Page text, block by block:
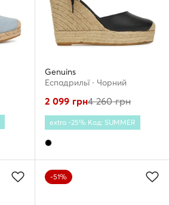
Genuins
Еспадрильї · Чорний
2 099 грн4 260грн
extra -25% Код: SUMMER
-51%